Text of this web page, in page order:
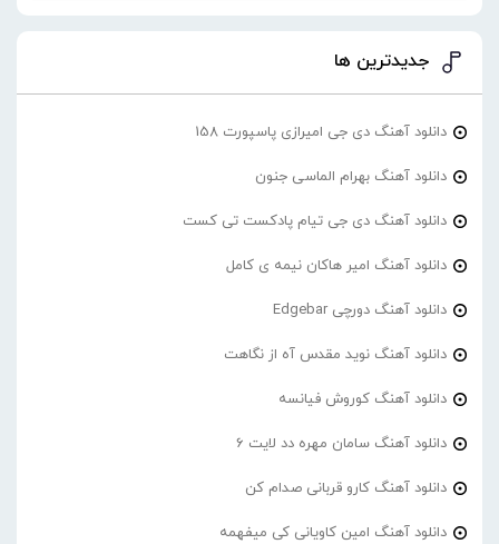
جدیدترین ها
دانلود آهنگ دی جی امیرازی پاسپورت 158
دانلود آهنگ بهرام الماسی جنون
دانلود آهنگ دی جی تیام پادکست تی کست
دانلود آهنگ امیر هاکان نیمه ی کامل
دانلود آهنگ دورچی Edgebar
دانلود آهنگ نوید مقدس آه از نگاهت
دانلود آهنگ کوروش فیانسه
دانلود آهنگ سامان مهره دد لایت 6
دانلود آهنگ کارو قربانی صدام کن
دانلود آهنگ امین کاویانی کی میفهمه